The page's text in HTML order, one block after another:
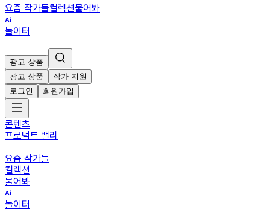
요즘 작가들컬렉션물어봐
놀이터
광고 상품
광고 상품
작가 지원
로그인
회원가입
콘텐츠
프로덕트 밸리
요즘 작가들
컬렉션
물어봐
놀이터